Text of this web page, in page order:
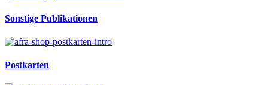
Sonstige Publikationen
Postkarten